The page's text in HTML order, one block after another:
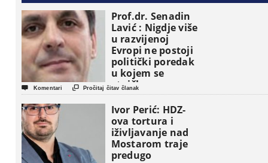
Prof.dr. Senadin
Lavić : Nigdje više
u razvijenoj
Evropi ne postoji
politički poredak
u kojem se
etničke grupe
pojavljuju kao
osnovne
političke jedinice
 Komentari  Pročitaj čitav članak
Ivor Perić: HDZ-
ova tortura i
iživljavanje nad
Mostarom traje
predugo